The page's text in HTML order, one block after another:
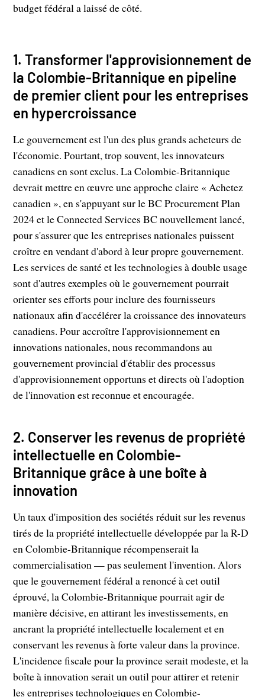
budget fédéral a laissé de côté.
1. Transformer l'approvisionnement de
la Colombie-Britannique en pipeline
de premier client pour les entreprises
en hypercroissance
Le gouvernement est l'un des plus grands acheteurs de
l'économie. Pourtant, trop souvent, les innovateurs
canadiens en sont exclus. La Colombie-Britannique
devrait mettre en œuvre une approche claire « Achetez
canadien », en s'appuyant sur le BC Procurement Plan
2024 et le Connected Services BC nouvellement lancé,
pour s'assurer que les entreprises nationales puissent
croître en vendant d'abord à leur propre gouvernement.
Les services de santé et les technologies à double usage
sont d'autres exemples où le gouvernement pourrait
orienter ses efforts pour inclure des fournisseurs
nationaux afin d'accélérer la croissance des innovateurs
canadiens. Pour accroître l'approvisionnement en
innovations nationales, nous recommandons au
gouvernement provincial d'établir des processus
d'approvisionnement opportuns et directs où l'adoption
de l'innovation est reconnue et encouragée.
2. Conserver les revenus de propriété
intellectuelle en Colombie-
Britannique grâce à une boîte à
innovation
Un taux d'imposition des sociétés réduit sur les revenus
tirés de la propriété intellectuelle développée par la R-D
en Colombie-Britannique récompenserait la
commercialisation — pas seulement l'invention. Alors
que le gouvernement fédéral a renoncé à cet outil
éprouvé, la Colombie-Britannique pourrait agir de
manière décisive, en attirant les investissements, en
ancrant la propriété intellectuelle localement et en
conservant les revenus à forte valeur dans la province.
L'incidence fiscale pour la province serait modeste, et la
boîte à innovation serait un outil pour attirer et retenir
les entreprises technologiques en Colombie-